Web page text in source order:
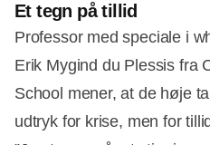
Et tegn på tillid
Professor med speciale i
Erik Mygind du Plessis fra
School mener, at de høje
udtryk for krise, men for